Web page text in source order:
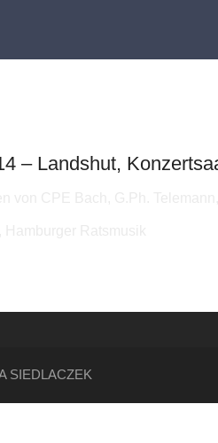
– Landshut,
SIEDLACZEK